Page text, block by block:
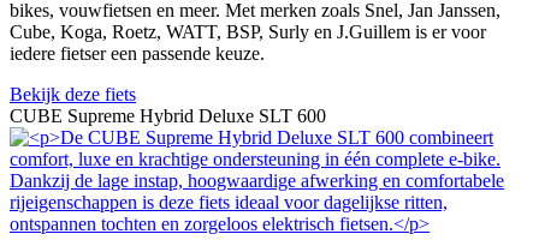
bikes, vouwfietsen en meer. Met merken zoals Snel, Jan Janssen,
Cube, Koga, Roetz, WATT, BSP, Surly en J.Guillem is er voor
iedere fietser een passende keuze.
Bekijk deze fiets
CUBE Supreme Hybrid Deluxe SLT 600